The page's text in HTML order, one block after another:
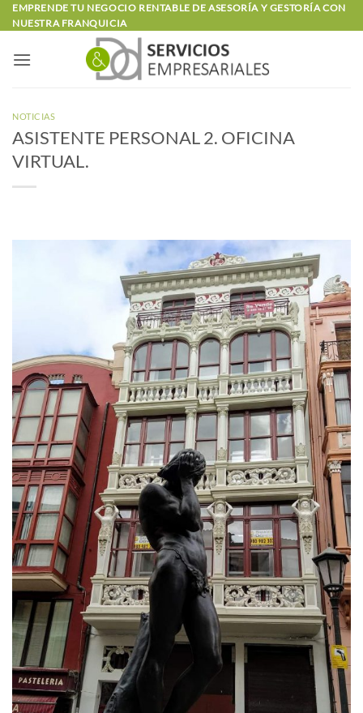
Saltar
al
EMPRENDE TU NEGOCIO RENTABLE DE ASESORÍA Y GESTORÍA CON
NUESTRA FRANQUICIA
NOTICIAS
ASISTENTE PERSONAL 2. OFICINA
VIRTUAL.